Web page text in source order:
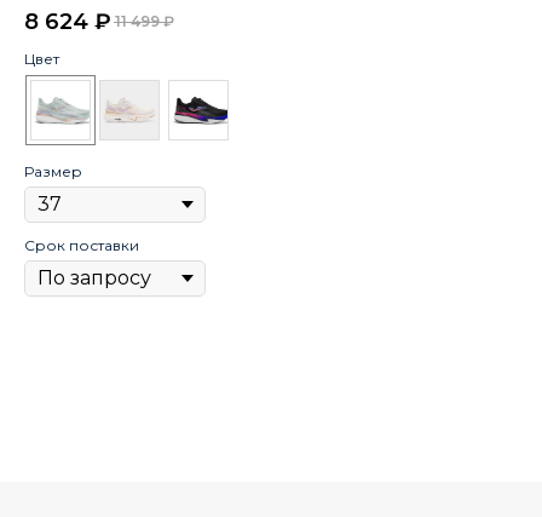
8 624 ₽ 11 499 ₽
Цвет
Размер
Срок поставки